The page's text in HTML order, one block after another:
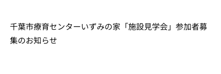
千葉市療育センターいずみの家「施設見学会」参加者募
集のお知らせ